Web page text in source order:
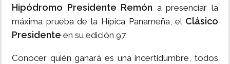
Hipódromo Presidente Remón a presenciar la
máxima prueba de la Hípica Panameña, el Clásico
Presidente en su edición 97.
Conocer quién ganará es una incertidumbre, todos